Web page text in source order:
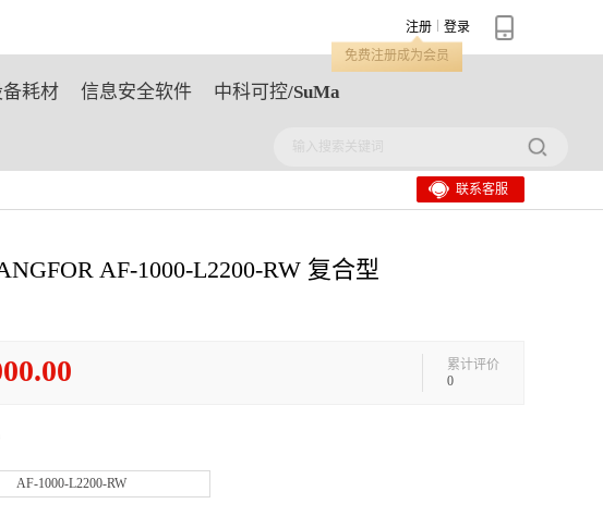
注册
登录
免费注册成为会员
耗材 信息安全软件 中科可控/SuMa
联系客服
AF-1000-L2200-RW 复合型
累计评价
0
AF-1000-L2200-RW